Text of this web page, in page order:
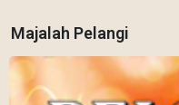
Majalah Pelangi